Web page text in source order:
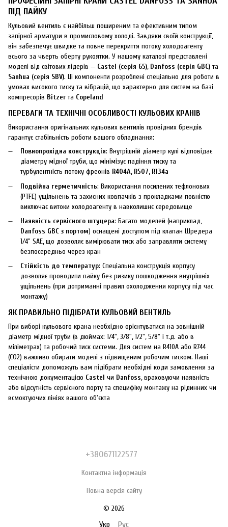
ПІД ПАЙКУ
Кульовий вентиль є найбільш поширеним та ефективним типом
запірної арматури в промисловому холоді. Завдяки своїй конструкції,
він забезпечує швидке та повне перекриття потоку холодоагенту
всього за чверть оберту рукоятки. У нашому каталозі представлені
моделі від світових лідерів — Castel (серія 65), Danfoss (серія GBC) та
Sanhua (серія SBV). Ці компоненти розроблені спеціально для роботи в
умовах високого тиску та вібрацій, що характерно для систем на базі
компресорів Bitzer та Copeland
ПЕРЕВАГИ ТА ТЕХНІЧНІ ОСОБЛИВОСТІ КУЛЬОВИХ КРАНІВ
Використання оригінальних кульових вентилів провідних брендів
гарантує стабільність роботи вашого обладнання:
Повнопрохідна конструкція: Внутрішній діаметр кулі відповідає
діаметру мідної труби, що мінімізує падіння тиску та
турбулентність потоку фреонів R404A, R507, R134a
Подвійна герметичність: Використання посилених тефлонових
(PTFE) ущільнень та захисних ковпачків з прокладками повністю
виключає витоки холодоагенту в навколишнє середовище
Наявність сервісного штуцера: Багато моделей (наприклад,
Danfoss GBC з портом) оснащені доступом під клапан Шредера
1/4" SAE, що дозволяє вимірювати тиск або заправляти систему
безпосередньо через кран
Стійкість до температур: Спеціальна конструкція корпусу
дозволяє проводити пайку без ризику пошкодження внутрішніх
ущільнень (при дотриманні правил охолодження корпусу під час
монтажу)
ЯК ПРАВИЛЬНО ПІДІБРАТИ КУЛЬОВИЙ ВЕНТИЛЬ
При виборі кульового крана необхідно орієнтуватися на зовнішній
діаметр мідної труби (в дюймах: 1/4", 3/8", 1/2", 5/8" і т.д. або в
міліметрах) та робочий тиск системи. Для систем на R410A або R744
(CO2) важливо обирати моделі з підвищеним робочим тиском. Наші
спеціалісти допоможуть вам підібрати необхідні коди замовлення за
технічною документацією Castel чи Danfoss, враховуючи наявність
або відсутність сервісного порту та специфіку монтажу на рідинних чи
всмоктуючих лініях вашого об'єкта
+380671122577
Контактна інформація
Повна версія сайту
© 2026
Укр Рус